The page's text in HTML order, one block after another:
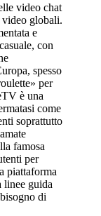
video chat
video globali.
e
con
spesso
per
è una
come
soprattutto
famosa
per
piattaforma
linee guida
di